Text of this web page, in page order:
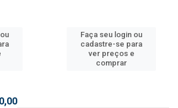
Faça seu login ou
cadastre-se para
ver preços e
comprar